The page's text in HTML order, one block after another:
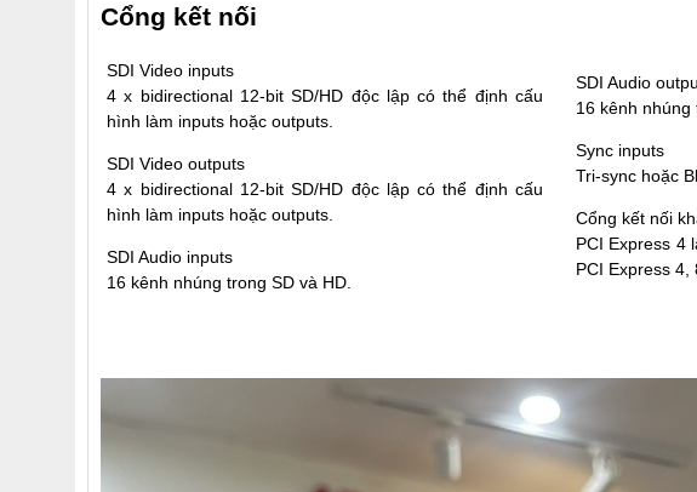
Cổng kết nối
SDI Video inputs
4 x bidirectional 12-bit SD/HD độc lập có thể định cấu
hình làm inputs hoặc outputs.
SDI Video outputs
4 x bidirectional 12-bit SD/HD độc lập có thể định cấu
hình làm inputs hoặc outputs.
SDI Audio inputs
16 kênh nhúng trong SD và HD.
SDI Audio
16 kênh nhúng
Sync inputs
Tri-sync hoặc
Cổng kết nối
PCI Express 4
PCI Express 4,